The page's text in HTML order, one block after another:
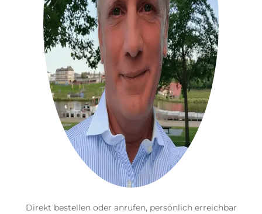
Direkt bestellen oder anrufen, persönlich erreichbar